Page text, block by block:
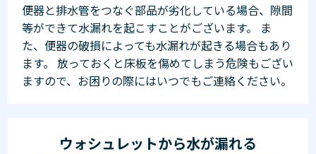
便器と排水管をつなぐ部品が劣化している場合、隙間
等ができて水漏れを起こすことがございます。 ま
た、便器の破損によっても水漏れが起きる場合もあり
ます。 放っておくと床板を傷めてしまう危険もござい
ますので、お困りの際にはいつでもご連絡ください。
ウォシュレットから水が漏れる